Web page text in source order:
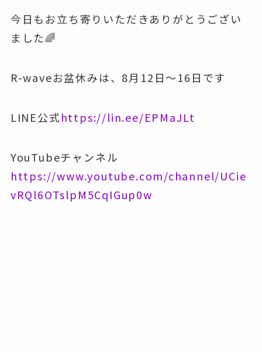
今日もお立ち寄りいただきありがとうござい
ました🌈
R-waveお盆休みは、8月12日～16日です
LINE公式https://lin.ee/EPMaJLt
YouTubeチャンネル
https://www.youtube.com/channel/UCie
vRQl6OTslpM5CqIGup0w